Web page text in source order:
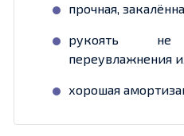
прочная,
рукоять не
переувлажнения
хорошая